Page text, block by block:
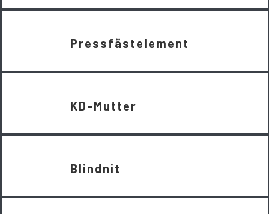
Pressfästelement
KD-Mutter
Blindnit